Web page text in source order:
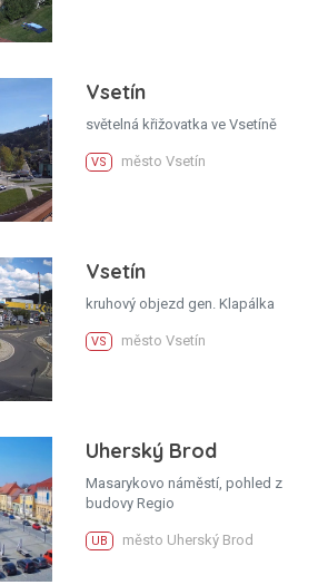
Vsetín
světelná křižovatka ve Vsetíně
VS město Vsetín
Vsetín
kruhový objezd gen. Klapálka
VS město Vsetín
Uherský Brod
Masarykovo náměstí, pohled z
budovy Regio
UB město Uherský Brod